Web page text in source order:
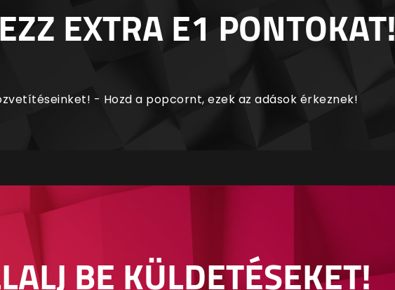
EXTRA E1 PONTOKAT!
- Hozd a popcornt, ezek az adások érkeznek!
BE KÜLDETÉSEKET!